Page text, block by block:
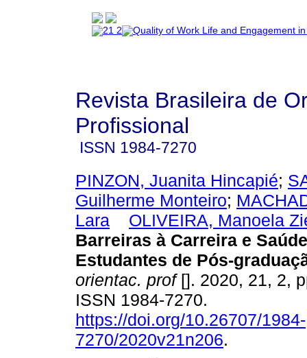
Revista Brasileira de
Profissional
ISSN 1984-7270
PINZON, Juanita Hincapié;
Guilherme Monteiro;
Lara
OLIVEIRA, Manoela
Barreiras à Carreira e
Estudantes de Pós-
orientac. prof[]. 2020, 21, 2,
ISSN 1984-7270.
https://doi.org/10.26707/1984-
7270/2020v21n206.